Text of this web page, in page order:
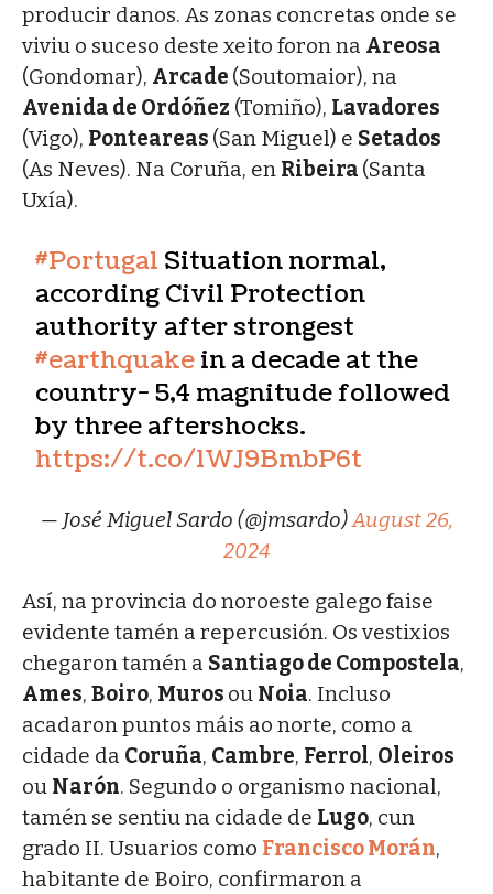
producir danos. As zonas concretas onde se
viviu o suceso deste xeito foron na Areosa
(Gondomar), Arcade (Soutomaior), na
Avenida de Ordóñez (Tomiño), Lavadores
(Vigo), Ponteareas (San Miguel) e Setados
(As Neves). Na Coruña, en Ribeira (Santa
Uxía).
#Portugal Situation normal,
according Civil Protection
authority after strongest
#earthquakein a decade at the
country- 5,4 magnitude followed
by three aftershocks.
https://t.co/1WJ9BmbP6t
— José Miguel Sardo (@jmsardo)August 26,
2024
Así, na provincia do noroeste galego faise
evidente tamén a repercusión. Os vestixios
chegaron tamén a Santiago de Compostela,
Ames, Boiro, Muros ou Noia. Incluso
acadaron puntos máis ao norte, como a
cidade da Coruña, Cambre, Ferrol, Oleiros
ou Narón. Segundo o organismo nacional,
tamén se sentiu na cidade de Lugo, cun
grado II. Usuarios como Francisco Morán,
habitante de Boiro, confirmaron a